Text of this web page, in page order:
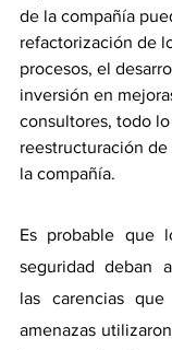
de la compañía
refactorización de
procesos, el
inversión en
consultores, todo
reestructuración
la compañía.
Es probable que
seguridad deban
las carencias
amenazas